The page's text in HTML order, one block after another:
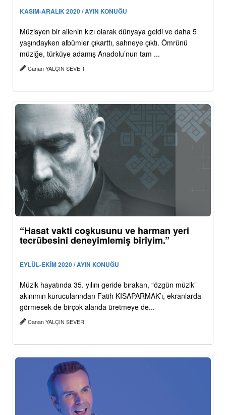
KASIM-ARALIK 2020 / AYIN KONUĞU
Müzisyen bir ailenin kızı olarak dünyaya geldi ve daha 5
yaşındayken albümler çıkarttı, sahneye çıktı. Ömrünü
müziğe, türküye adamış Anadolu’nun tam ...
Canan YALÇIN SEVER
“Hasat vakti coşkusunu ve harman yeri
tecrübesini deneyimlemiş biriyim.”
EYLÜL-EKİM 2020 / AYIN KONUĞU
Müzik hayatında 35. yılını geride bırakan, “özgün müzik”
akınımın kurucularından Fatih KISAPARMAK’ı, ekranlarda
görmesek de birçok alanda üretmeye de...
Canan YALÇIN SEVER